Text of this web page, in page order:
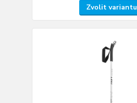
Zvolit variantu